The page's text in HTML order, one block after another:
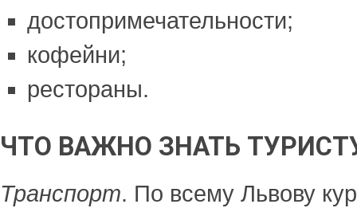
достопримечательности;
кофейни;
рестораны.
ЧТО ВАЖНО ЗНАТЬ
Транспорт. По всему Львову